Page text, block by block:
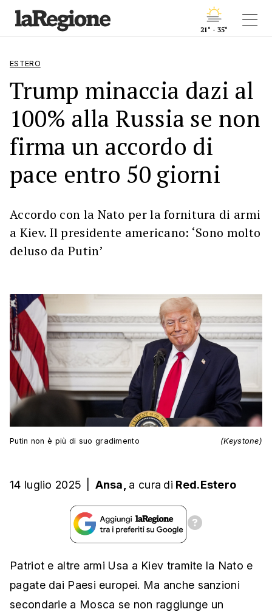
21° - 35°
ESTERO
Trump minaccia dazi al
100% alla Russia se non
firma un accordo di
pace entro 50 giorni
Accordo con la Nato per la fornitura di armi
a Kiev. Il presidente americano: ‘Sono molto
deluso da Putin’
Putin non è più di suo gradimento (Keystone)
14 luglio 2025 Ansa, a cura di Red.Estero
Patriot e altre armi Usa a Kiev tramite la Nato e
pagate dai Paesi europei. Ma anche sanzioni
secondarie a Mosca se non raggiunge un